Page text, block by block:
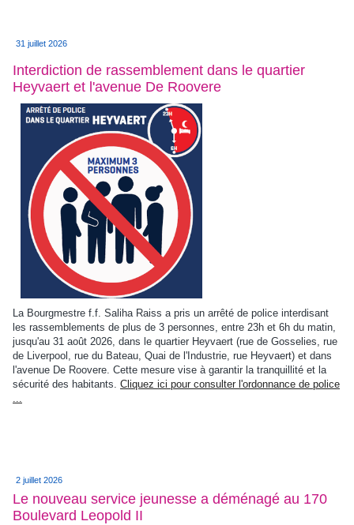
31 juillet 2026
Interdiction de rassemblement dans le quartier
Heyvaert et l'avenue De Roovere
La Bourgmestre f.f. Saliha Raiss a pris un arrêté de police interdisant
les rassemblements de plus de 3 personnes, entre 23h et 6h du matin,
jusqu'au 31 août 2026, dans le quartier Heyvaert (rue de Gosselies, rue
de Liverpool, rue du Bateau, Quai de l'Industrie, rue Heyvaert) et dans
l'avenue De Roovere. Cette mesure vise à garantir la tranquillité et la
sécurité des habitants. Cliquez ici pour consulter l'ordonnance de police
2 juillet 2026
Le nouveau service jeunesse a déménagé au 170
Boulevard Leopold II